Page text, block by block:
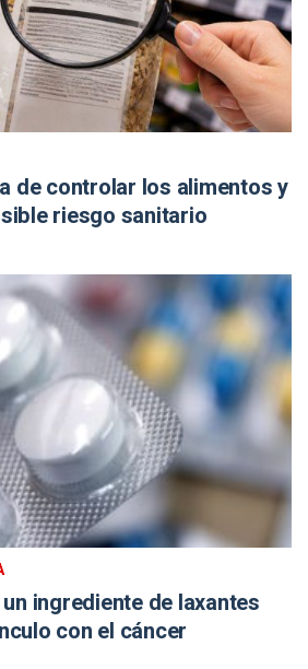
de controlar los alimentos y
riesgo sanitario
ingrediente de laxantes
con el cáncer